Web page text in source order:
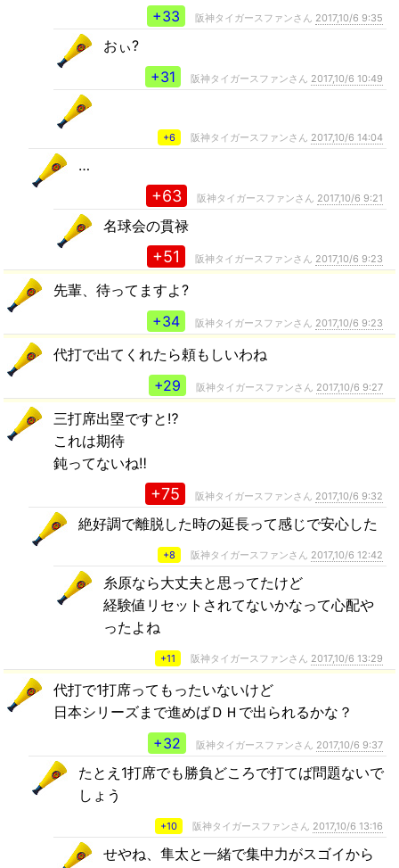
+33
阪神タイガースファンさん 2017,10/6 9:35
おぃ?
+31
阪神タイガースファンさん 2017,10/6 10:49
+6 阪神タイガースファンさん 2017,10/6 14:04
…
+63 阪神タイガースファンさん 2017,10/6 9:21
名球会の貫禄
+51 阪神タイガースファンさん 2017,10/6 9:23
先輩、待ってますよ?
+34
阪神タイガースファンさん 2017,10/6 9:23
代打で出てくれたら頼もしいわね
+29
阪神タイガースファンさん 2017,10/6 9:27
三打席出塁ですと⁉️
これは期待
鈍ってないね‼️
+75 阪神タイガースファンさん 2017,10/6 9:32
絶好調で離脱した時の延長って感じで安心した
+8 阪神タイガースファンさん 2017,10/6 12:42
糸原なら大丈夫と思ってたけど
経験値リセットされてないかなって心配や
ったよね
+11 阪神タイガースファンさん 2017,10/6 13:29
代打で1打席ってもったいないけど
日本シリーズまで進めばＤＨで出られるかな？
+32
阪神タイガースファンさん 2017,10/6 9:37
たとえ1打席でも勝負どころで打てば問題ないで
しょう
+10 阪神タイガースファンさん 2017,10/6 13:16
せやね、隼太と一緒で集中力がスゴイから